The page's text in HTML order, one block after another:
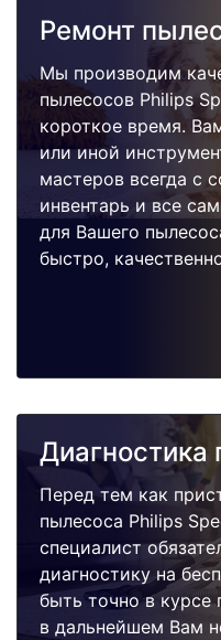
Ремонт
Мы производим
пылесосов Philips
короткое время.
или иной
мастеров всегда с
инвентарь и все
для Вашего
быстро,
Диагностика
Перед тем как
пылесоса Philips
специалист
диагностику на
быть точно в курсе
в дальнейшем Вам